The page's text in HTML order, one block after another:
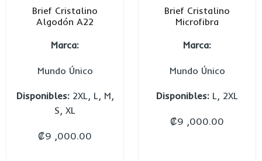
Brief Cristalino
Algodón A22
Marca:
Mundo Único
Disponibles:2XL, L, M,
S, XL
₡9 ,000.00
Brief Cristalino
Microfibra
Marca:
Mundo Único
Disponibles: L, 2XL
₡9 ,000.00